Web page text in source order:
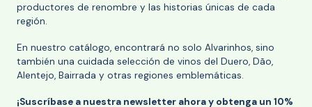
productores de renombre y las historias únicas de cada
región.
En nuestro catálogo, encontrará no solo Alvarinhos, sino
también una cuidada selección de vinos del Duero, Dão,
Alentejo, Bairrada y otras regiones emblemáticas.
¡Suscríbase a nuestra newsletter ahora y obtenga un 10%